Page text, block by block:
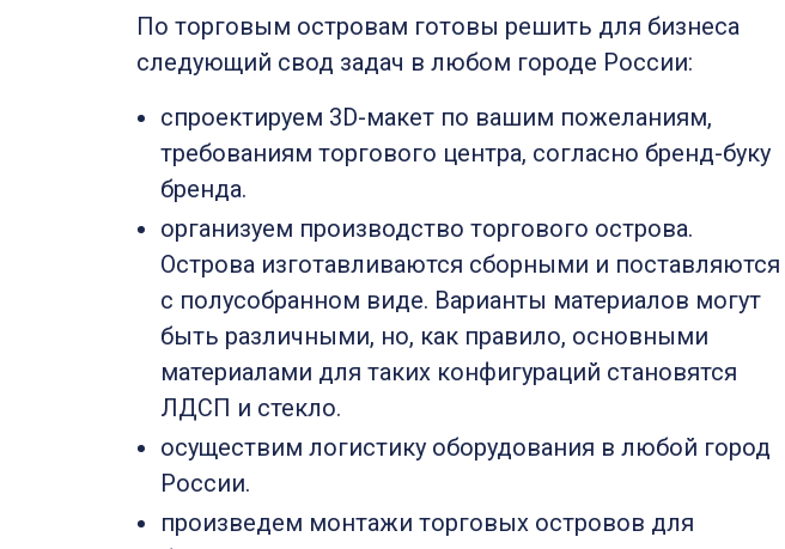
По торговым островам готовы решить для бизнеса
следующий свод задач в любом городе России:
спроектируем 3D-макет по вашим пожеланиям,
требованиям торгового центра, согласно бренд-буку
бренда.
организуем производство торгового острова.
Острова изготавливаются сборными и поставляются
с полусобранном виде. Варианты материалов могут
быть различными, но, как правило, основными
материалами для таких конфигураций становятся
ЛДСП и стекло.
осуществим логистику оборудования в любой город
России.
произведем монтажи торговых островов для